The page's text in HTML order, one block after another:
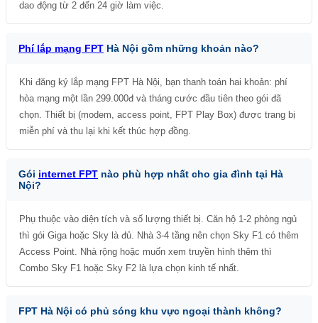
dao động từ 2 đến 24 giờ làm việc.
Phí lắp mạng FPT Hà Nội gồm những khoản nào?
Khi đăng ký lắp mạng FPT Hà Nội, bạn thanh toán hai khoản: phí
hòa mạng một lần 299.000đ và tháng cước đầu tiên theo gói đã
chọn. Thiết bị (modem, access point, FPT Play Box) được trang bị
miễn phí và thu lại khi kết thúc hợp đồng.
Gói internet FPT nào phù hợp nhất cho gia đình tại Hà
Nội?
Phụ thuộc vào diện tích và số lượng thiết bị. Căn hộ 1-2 phòng ngủ
thì gói Giga hoặc Sky là đủ. Nhà 3-4 tầng nên chọn Sky F1 có thêm
Access Point. Nhà rộng hoặc muốn xem truyền hình thêm thì
Combo Sky F1 hoặc Sky F2 là lựa chọn kinh tế nhất.
FPT Hà Nội có phủ sóng khu vực ngoại thành không?